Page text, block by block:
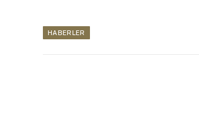
HABERLER